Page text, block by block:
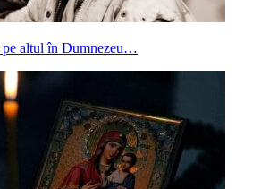
pe altul în Dumnezeu…